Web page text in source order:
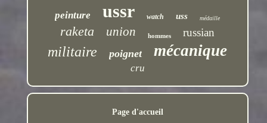
peinture
ussr watch uss médaille
raketa union hommes russian
militaire poignet mécanique
cru
Page d'accueil